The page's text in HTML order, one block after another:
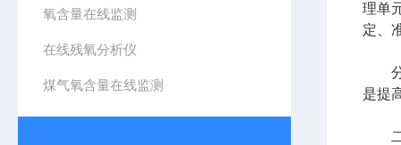
氧含量在线监测
在线残氧分析仪
煤气氧含量在线监测
理单
定、
分
是提
二